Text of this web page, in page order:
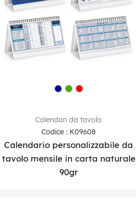
Calendari da tavolo
Codice : K09608
Calendario personalizzabile da
tavolo mensile in carta naturale
90gr